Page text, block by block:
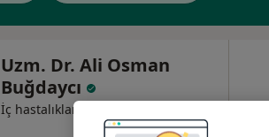
Uzm. Dr. Ali Osman
Buğdaycı
İç hastalıkları